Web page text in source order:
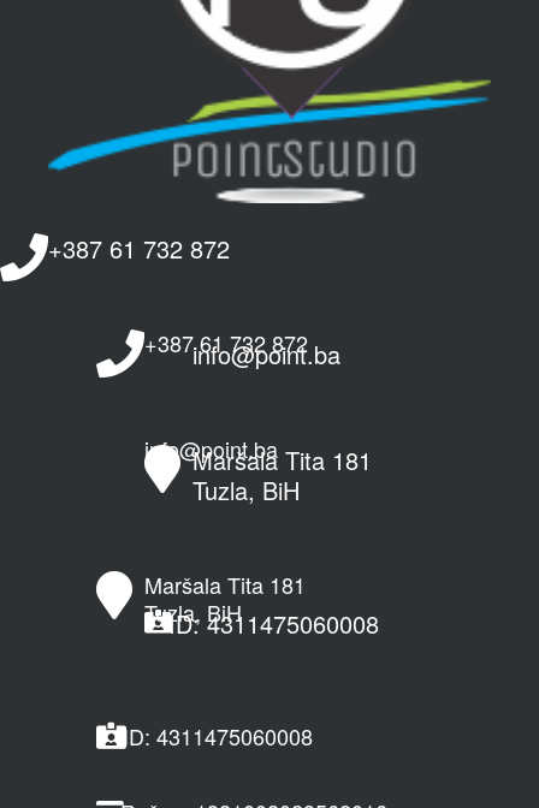
+387 61 732 872
+387 61 732 872
info@point.ba
info@point.ba
Maršala Tita 181
Tuzla, BiH
Maršala Tita 181
Tuzla, BiH
ID: 4311475060008
ID: 4311475060008